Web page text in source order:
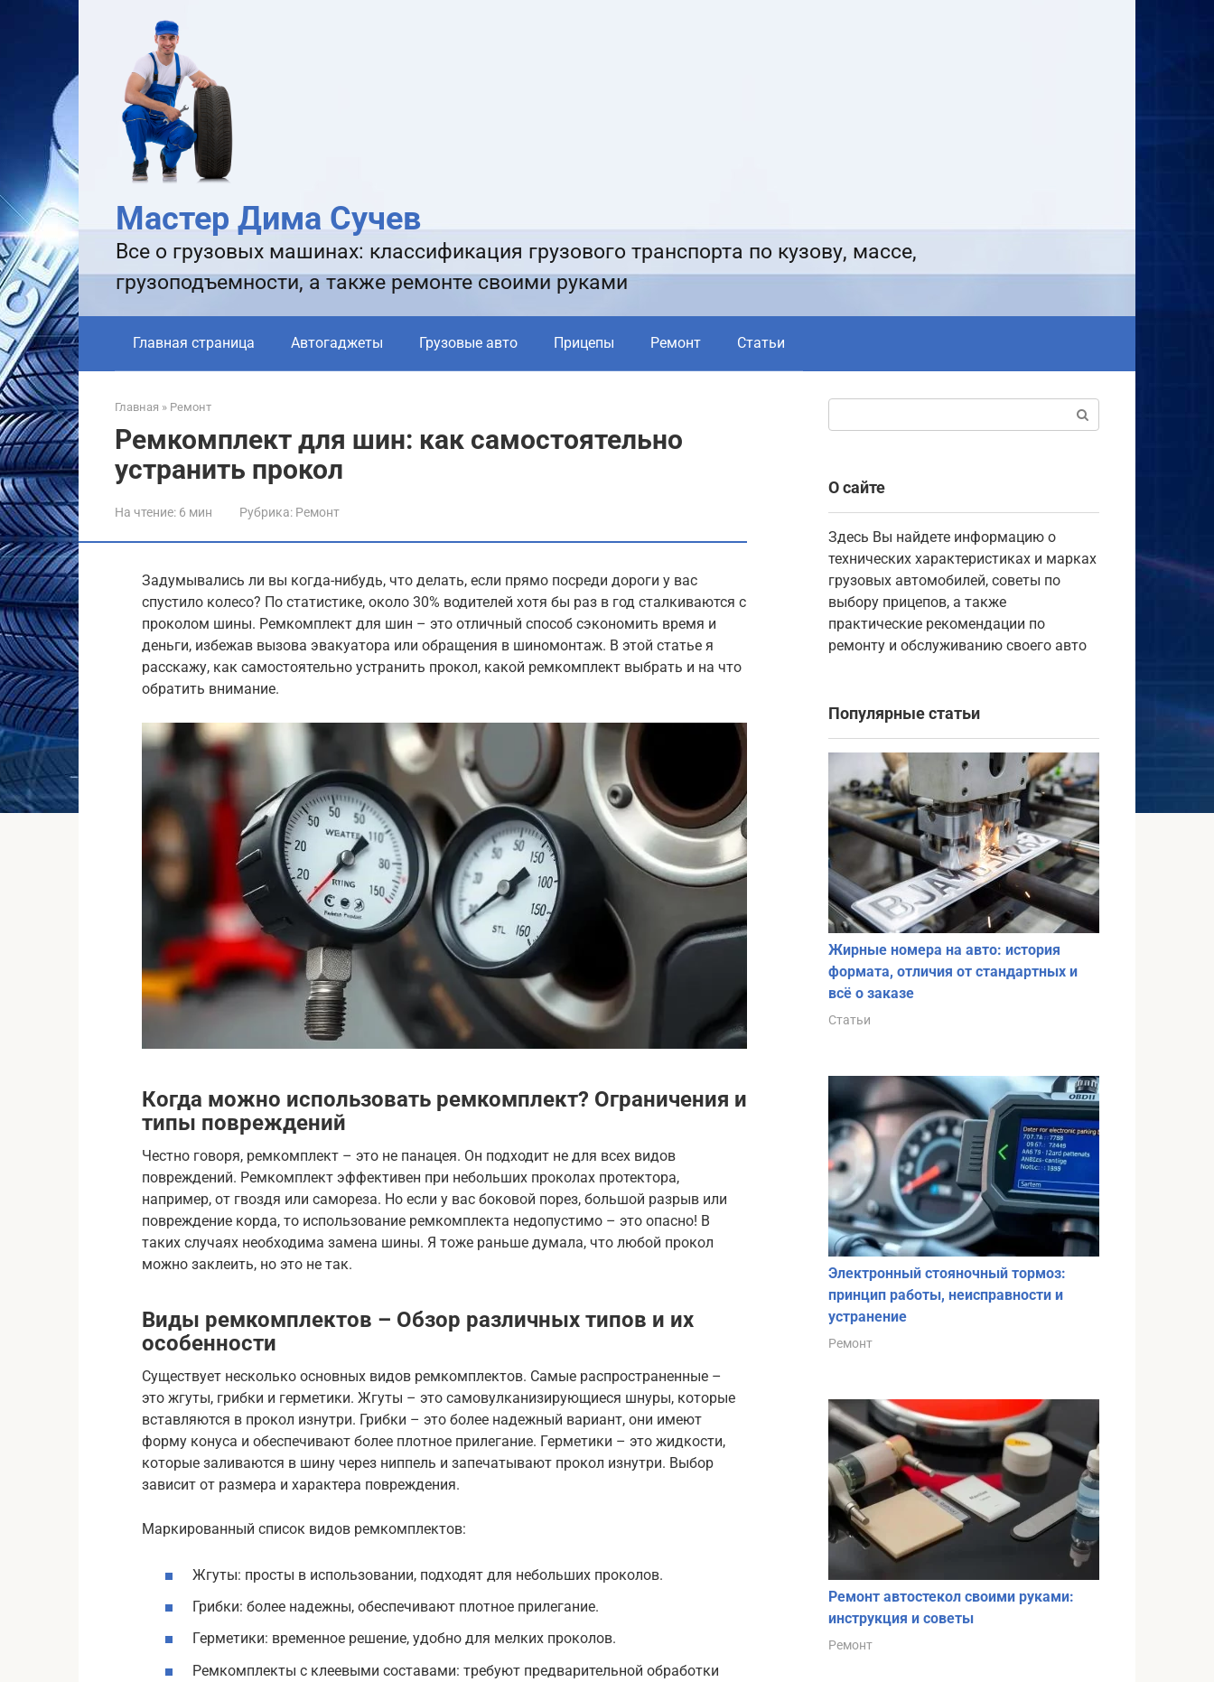
Мастер Дима Сучев
Все о грузовых машинах: классификация грузового транспорта по кузову, массе,
грузоподъемности, а также ремонте своими руками
Главная страница Автогаджеты Грузовые авто Прицепы Ремонт Статьи
Главная » Ремонт
Ремкомплект для шин: как самостоятельно
устранить прокол
На чтение: 6 мин Рубрика: Ремонт
Задумывались ли вы когда-нибудь, что делать, если прямо посреди дороги у вас
спустило колесо? По статистике, около 30% водителей хотя бы раз в год сталкиваются с
проколом шины. Ремкомплект для шин – это отличный способ сэкономить время и
деньги, избежав вызова эвакуатора или обращения в шиномонтаж. В этой статье я
расскажу, как самостоятельно устранить прокол, какой ремкомплект выбрать и на что
обратить внимание.
Когда можно использовать ремкомплект? Ограничения и
типы повреждений
Честно говоря, ремкомплект – это не панацея. Он подходит не для всех видов
повреждений. Ремкомплект эффективен при небольших проколах протектора,
например, от гвоздя или самореза. Но если у вас боковой порез, большой разрыв или
повреждение корда, то использование ремкомплекта недопустимо – это опасно! В
таких случаях необходима замена шины. Я тоже раньше думала, что любой прокол
можно заклеить, но это не так.
Виды ремкомплектов – Обзор различных типов и их
особенности
Существует несколько основных видов ремкомплектов. Самые распространенные –
это жгуты, грибки и герметики. Жгуты – это самовулканизирующиеся шнуры, которые
вставляются в прокол изнутри. Грибки – это более надежный вариант, они имеют
форму конуса и обеспечивают более плотное прилегание. Герметики – это жидкости,
которые заливаются в шину через ниппель и запечатывают прокол изнутри. Выбор
зависит от размера и характера повреждения.
Маркированный список видов ремкомплектов:
Жгуты: просты в использовании, подходят для небольших проколов.
Грибки: более надежны, обеспечивают плотное прилегание.
Герметики: временное решение, удобно для мелких проколов.
Ремкомплекты с клеевыми составами: требуют предварительной обработки
О сайте
Здесь Вы найдете информацию о
технических характеристиках и марках
грузовых автомобилей, советы по
выбору прицепов, а также
практические рекомендации по
ремонту и обслуживанию своего авто
Популярные статьи
Жирные номера на авто: история
формата, отличия от стандартных и
всё о заказе
Статьи
Электронный стояночный тормоз:
принцип работы, неисправности и
устранение
Ремонт
Ремонт автостекол своими руками:
инструкция и советы
Ремонт